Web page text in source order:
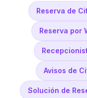
Reserva de
Reserva por
Avisos de
Solución de